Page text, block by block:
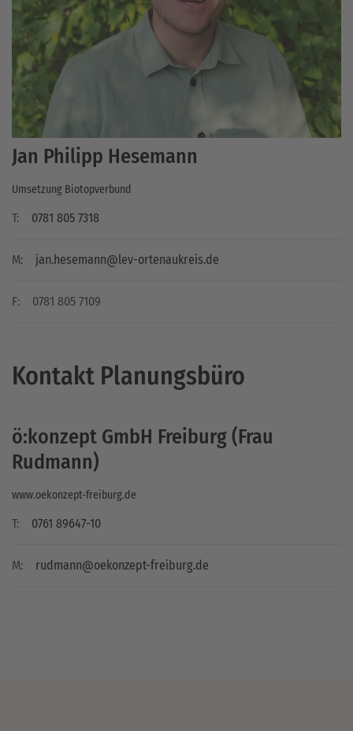
Jan Philipp Hesemann
Umsetzung Biotopverbund
T: 0781 805 7318
M: jan.hesemann@lev-ortenaukreis.de
F: 0781 805 7109
Kontakt Planungsbüro
ö:konzept GmbH Freiburg (Frau
Rudmann)
www.oekonzept-freiburg.de
T: 0761 89647-10
M: rudmann@oekonzept-freiburg.de